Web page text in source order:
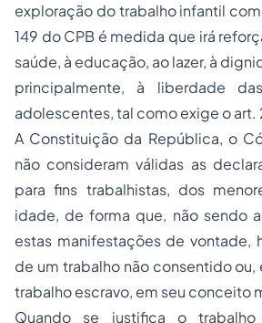
exploração do trabalho infantil
149 do CPB é medida que irá
saúde, à educação, ao lazer, à
principalmente, à liberdade
adolescentes, tal como exige o art.
A Constituição da República, o
não consideram válidas as
para fins trabalhistas, dos
idade, de forma que, não sendo
estas manifestações de vontade,
de um trabalho não consentido ou,
trabalho escravo, em seu conceito
Quando se justifica o